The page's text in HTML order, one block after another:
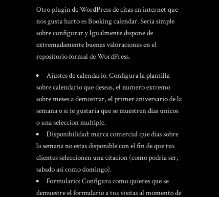
Otro plugin de WordPress de citas en internet que
nos gusta harto es Booking calendar. Seri­a simple
sobre configurar y Igualmente dispone de
extremadamente buenas valoraciones en el
repositorio formal de WordPress.
Ajustes de calendario: Configura la plantilla
sobre calendario que deseas, el numero extremo
sobre meses a demostrar, el primer aniversario de la
semana o si te gustaria que se muestren dias unicos
o una seleccion multiple.
Disponibilidad: marca comercial que dias sobre
la semana no estas disponible con el fin de que tus
clientes seleccionen una citacion (como podri­a ser,
sabado asi­ como domingo).
Formulario: Configura como quieres que se
demuestre el formulario a tus visitas al momento de